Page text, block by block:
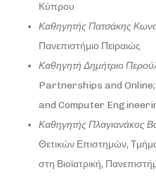
Κύπρου
Καθηγητής Πατσάκης
Πανεπιστήμιο Πειραιώς
Καθηγητή Δημήτριο
Partnerships and
and Computer
Καθηγητής Πλαγιανάκος
Θετικών Επιστημών,
στη Βιοϊατρική,